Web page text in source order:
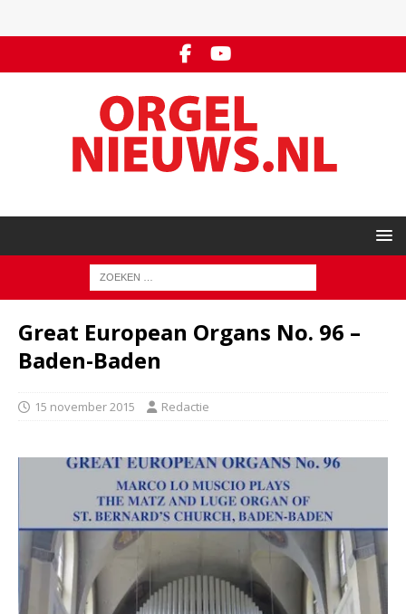
Great European Organs No. 96 –
Baden-Baden
15 november 2015 Redactie